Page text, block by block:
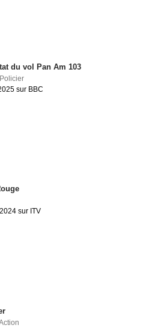
du vol Pan Am 103
Policier
sur BBC
sur ITV